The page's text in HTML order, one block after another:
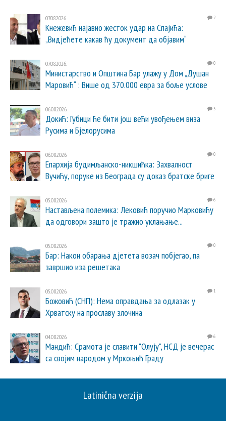
07.08.2026. 2
Кнежевић најавио жесток удар на Спајића:
„Видјећете какав ћу документ да објавим“
07.08.2026. 0
Министарство и Општина Бар улажу у Дом „Душан
Маровић“ : Више од 370.000 евра за боље услове
06.08.2026. 3
Докић: Губици ће бити још већи увођењем виза
Русима и Бјелорусима
06.08.2026. 0
Епархија будимљанско-никшићка: Захвалност
Вучићу, поруке из Београда су доказ братске бриге
05.08.2026. 6
Настављена полемика: Лековић поручио Марковићу
да одговори зашто је тражио уклањање...
05.08.2026. 0
Бар: Након обарања дјетета возач побјегао, па
завршио иза решетака
05.08.2026. 1
Божовић (СНП): Нема оправдања за одлазак у
Хрватску на прославу злочина
04.08.2026. 6
Мандић: Срамота је славити "Олују", НСД је вечерас
са својим народом у Мркоњић Граду
Latinična verzija